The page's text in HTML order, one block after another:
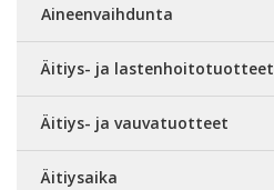
Aineenvaihdunta
Äitiys- ja lastenhoitotuotteet
Äitiys- ja vauvatuotteet
Äitiysaika